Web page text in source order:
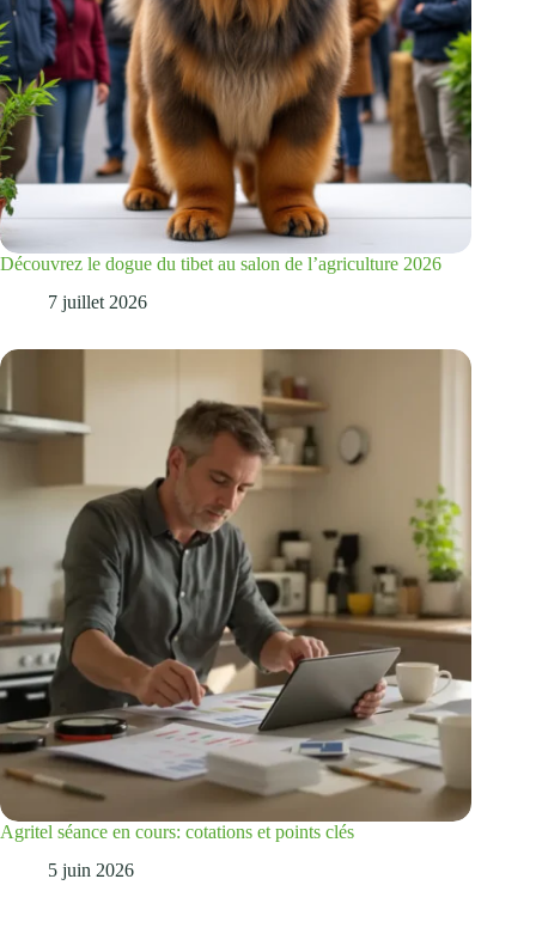
Découvrez le dogue du tibet au salon de l’agriculture 2026
7 juillet 2026
Agritel séance en cours: cotations et points clés
5 juin 2026